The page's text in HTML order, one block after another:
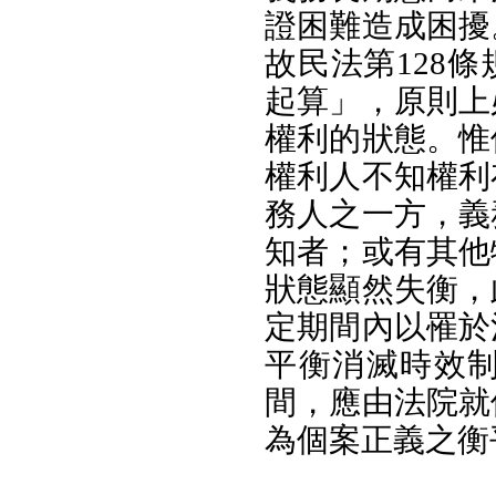
證困難造成困
故民法第128條
起算」，原則
權利的狀態。
權利人不知權
務人之一方，
知者；或有其
狀態顯然失衡
定期間內以罹
平衡消滅時效
間，應由法院
為個案正義之